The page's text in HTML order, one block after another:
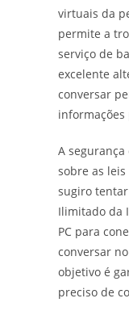
virtuais da
permite a
serviço de
excelente
conversar
informações
A
sobre as
sugiro tentar
Ilimitado da
PC para
conversar
objetivo é
preciso de